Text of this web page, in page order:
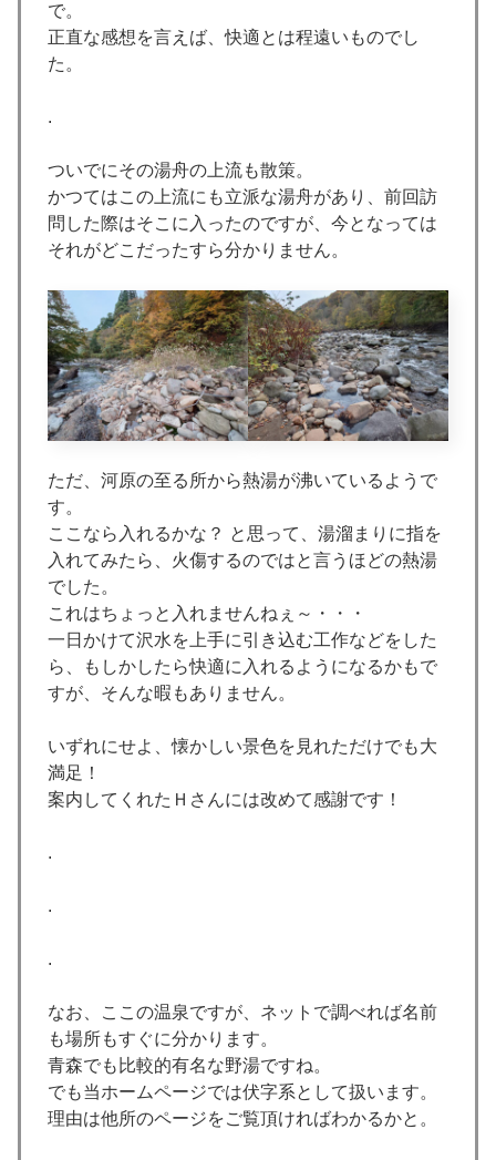
で。
正直な感想を言えば、快適とは程遠いものでし
た。
.
ついでにその湯舟の上流も散策。
かつてはこの上流にも立派な湯舟があり、前回訪
問した際はそこに入ったのですが、今となっては
それがどこだったすら分かりません。
ただ、河原の至る所から熱湯が沸いているようで
す。
ここなら入れるかな？ と思って、湯溜まりに指を
入れてみたら、火傷するのではと言うほどの熱湯
でした。
これはちょっと入れませんねぇ～・・・
一日かけて沢水を上手に引き込む工作などをした
ら、もしかしたら快適に入れるようになるかもで
すが、そんな暇もありません。
いずれにせよ、懐かしい景色を見れただけでも大
満足！
案内してくれたＨさんには改めて感謝です！
.
.
.
なお、ここの温泉ですが、ネットで調べれば名前
も場所もすぐに分かります。
青森でも比較的有名な野湯ですね。
でも当ホームページでは伏字系として扱います。
理由は他所のページをご覧頂ければわかるかと。